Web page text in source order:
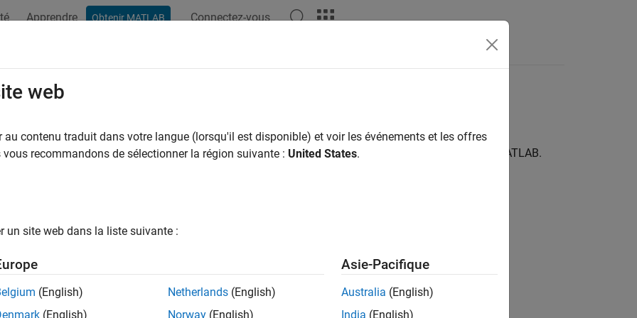
Apprendre Obtenir MATLAB Connectez-vous
des dispositifs
le support hardware et configurer la connexion hardware
MATLAB®Support Package for IP Camerasavant de vous connecter à vos caméras IP à partir de MATLAB.
images from IP Cameras that support MJPEG over HTTP/RTSP or H.264 over RTSP streams.
for IP Cameras
for IP Cameras.
web
au contenu traduit dans votre langue (lorsqu'il est disponible) et voir les événements et les offres
vous recommandons de sélectionner la région suivante : United States.
un site web dans la liste suivante :
(English)
(English)
Netherlands (English)
Norway (English)
Asie-Pacifique
Australia (English)
India (English)